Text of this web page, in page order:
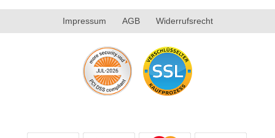
Impressum AGB Widerrufsrecht